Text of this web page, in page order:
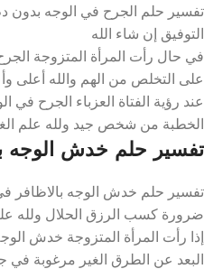
تفسير حلم الجرح في الوجه بدون
التوفيق إن شاء الله
في حال رأت المرأة المتزوجة
على التخلص من الهم والله أعلى
عند رؤية الفتاة العزباء الجرح
الخطبة من شخص جيد ولله علم
تفسير حلم خدش الوجه
تفسير حلم خدش الوجه بالاظافر
ضرورة كسب الرزق الحلال ولله
إذا رأت المرأة المتزوجة خدش
البعد عن الطرق الغير مرغوبة في